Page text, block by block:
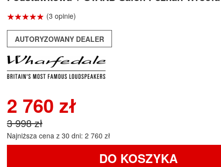
☆☆☆☆☆
★★★★★ (3 opinie)
AUTORYZOWANY DEALER
2 760 zł
3 998 zł
Najniższa cena z 30 dni: 2 760 zł
DO KOSZYKA